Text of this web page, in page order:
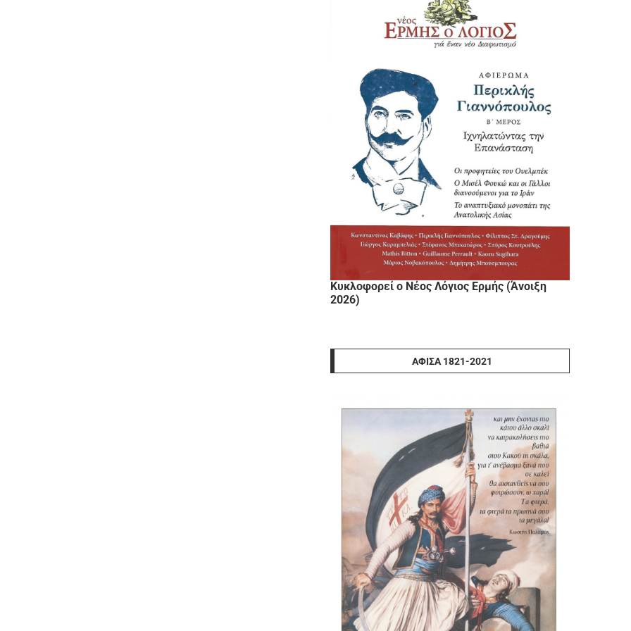
Κυκλοφορεί ο Νέος Λόγιος Ερμής (Άνοιξη
2026)
ΑΦΊΣΑ 1821-2021